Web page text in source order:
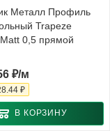
Металл Профиль
Trapeze
0,5 прямой
₽/м
₽
В КОРЗИНУ